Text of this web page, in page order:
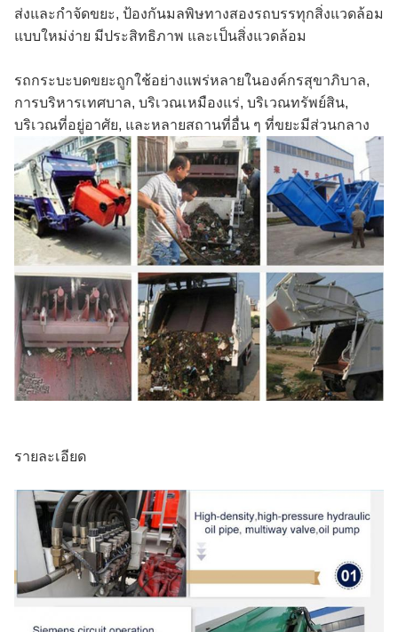
ส่งและกําจัดขยะ, ป้องกันมลพิษทางสองรถบรรทุกสิ่งแวดล้อม
แบบใหม่ง่าย มีประสิทธิภาพ และเป็นสิ่งแวดล้อม
รถกระบะบดขยะถูกใช้อย่างแพร่หลายในองค์กรสุขาภิบาล,
การบริหารเทศบาล, บริเวณเหมืองแร่, บริเวณทรัพย์สิน,
บริเวณที่อยู่อาศัย, และหลายสถานที่อื่น ๆ ที่ขยะมีส่วนกลาง
รายละเอียด